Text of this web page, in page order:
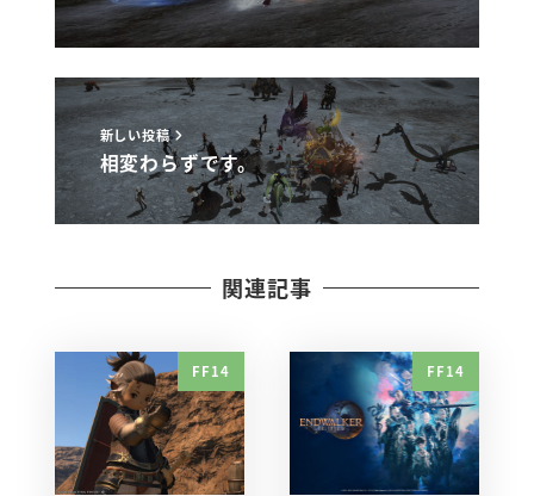
新しい投稿
相変わらずです。
関連記事
FF14 FF14